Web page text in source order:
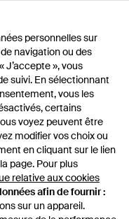
personnelles sur
navigation ou des
J’accepte », vous
suivi. En sélectionnant
vous les
certains
voyez peuvent être
modifier vos choix ou
en cliquant sur le lien
page. Pour plus
relative aux cookies
afin de fournir :
sur un appareil.